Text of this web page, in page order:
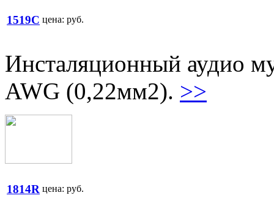
1519C цена: руб.
Инсталяционный аудио
AWG (0,22мм2). >>
1814R цена: руб.